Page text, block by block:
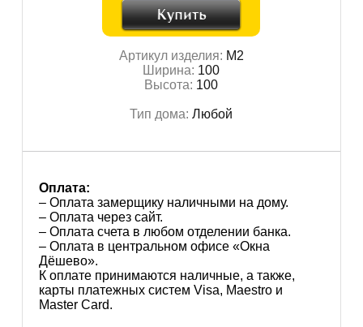
Артикул изделия: М2
Ширина: 100
Высота: 100
Тип дома:Любой
Оплата:
– Оплата замерщику наличными на дому.
– Оплата через сайт.
– Оплата счета в любом отделении банка.
– Оплата в центральном офисе «Окна
Дёшево».
К оплате принимаются наличные, а также,
карты платежных систем Visa, Maestro и
Master Card.